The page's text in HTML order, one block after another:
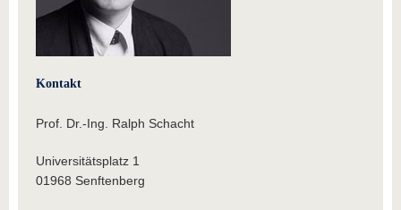
Kontakt
Prof. Dr.-Ing. Ralph Schacht
Universitätsplatz 1
01968 Senftenberg